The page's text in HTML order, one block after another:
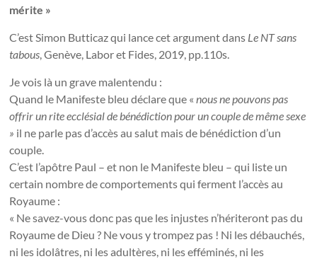
mérite »
C’est Simon Butticaz qui lance cet argument dans Le NT sans
tabous, Genève, Labor et Fides, 2019, pp.110s.
Je vois là un grave malentendu :
Quand le Manifeste bleu déclare que «nous ne pouvons pas
offrir un rite ecclésial de bénédiction pour un couple de même sexe
» il ne parle pas d’accès au salut mais de bénédiction d’un
couple.
C’est l’apôtre Paul – et non le Manifeste bleu – qui liste un
certain nombre de comportements qui ferment l’accès au
Royaume :
« Ne savez-vous donc pas que les injustes n’hériteront pas du
Royaume de Dieu ? Ne vous y trompez pas ! Ni les débauchés,
ni les idolâtres, ni les adultères, ni les efféminés, ni les